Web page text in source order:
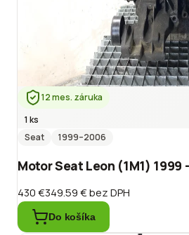
12 mes. záruka
1 ks
Seat
1999–2006
Motor Seat Leon (1M1) 1999
430 €349.59 €bez DPH
Do košíka